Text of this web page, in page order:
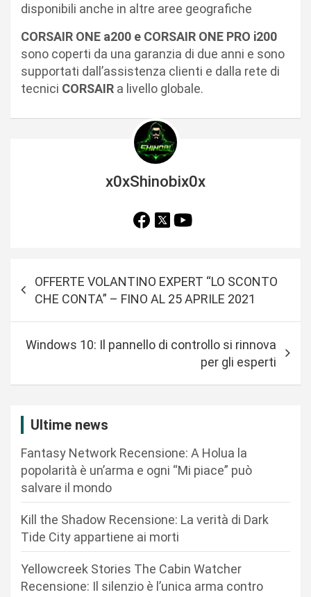
disponibili anche in altre aree geografiche
CORSAIR ONE a200 e CORSAIR ONE PRO i200
sono coperti da una garanzia di due anni e sono
supportati dall’assistenza clienti e dalla rete di
tecnici CORSAIR a livello globale.
x0xShinobix0x
a
OFFERTE VOLANTINO EXPERT “LO SCONTO
CHE CONTA” – FINO AL 25 APRILE 2021
Windows 10: Il pannello di controllo si rinnova
per gli esperti
Ultime news
Fantasy Network Recensione: A Holua la
popolarità è un’arma e ogni “Mi piace” può
salvare il mondo
Kill the Shadow Recensione: La verità di Dark
Tide City appartiene ai morti
Yellowcreek Stories The Cabin Watcher
Recensione: Il silenzio è l’unica arma contro